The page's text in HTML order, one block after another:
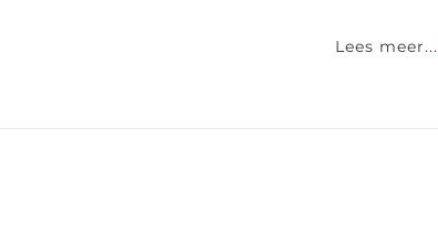
Lees meer...